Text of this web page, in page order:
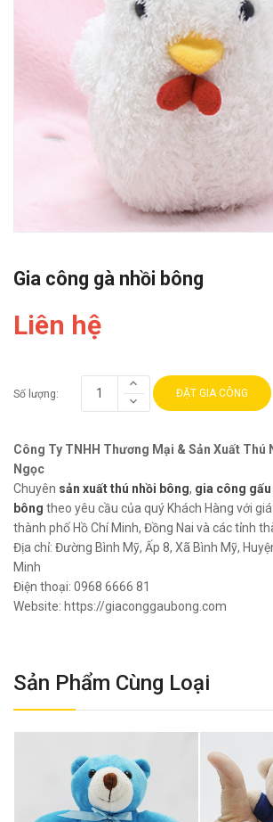
Gia công gà nhồi bông
Liên hệ
Số lượng: ĐẶT GIA CÔNG
Công Ty TNHH Thương Mại & Sản Xuất Thú
Ngọc
Chuyên sản xuất thú nhồi bông, gia công
bông theo yêu cầu của quý Khách Hàng với
thành phố Hồ Chí Minh, Đồng Nai và các tỉnh
Địa chỉ: Đường Bình Mỹ, Ấp 8, Xã Bình Mỹ,
Minh
Điện thoại: 0968 6666 81
Website: https://giaconggaubong.com
Sản Phẩm Cùng Loại